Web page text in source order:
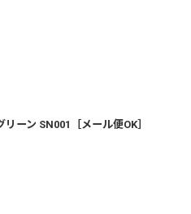
ーン SN001［メール便OK］